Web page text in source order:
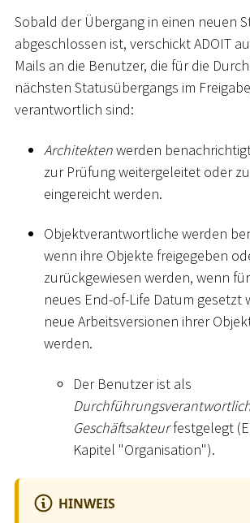
Sobald der Übergang in einen neuen
abgeschlossen ist, verschickt ADOIT
Mails an die Benutzer, die für die
nächsten Statusübergangs im
verantwortlich sind:
Architektenwerden
zur Prüfung weitergeleitet oder
eingereicht werden.
Objektverantwortliche werden
wenn ihre Objekte freigegeben
zurückgewiesen werden, wenn
neues End-of-Life Datum gesetzt
neue Arbeitsversionen ihrer
werden.
Der Benutzer ist als
Geschäftsakteurfestgelegt
Kapitel "Organisation").
HINWEIS